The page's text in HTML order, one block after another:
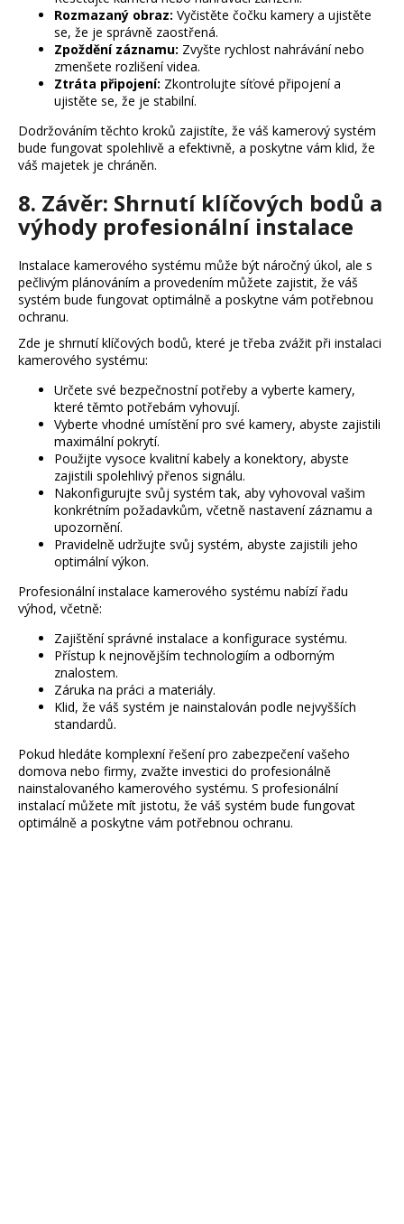
Rozmazaný obraz: Vyčistěte čočku kamery a ujistěte
se, že je správně zaostřená.
Zpoždění záznamu: Zvyšte rychlost nahrávání nebo
zmenšete rozlišení videa.
Ztráta připojení: Zkontrolujte síťové připojení a
ujistěte se, že je stabilní.
Dodržováním těchto kroků zajistíte, že váš kamerový systém
bude fungovat spolehlivě a efektivně, a poskytne vám klid, že
váš majetek je chráněn.
8. Závěr: Shrnutí klíčových bodů a
výhody profesionální instalace
Instalace kamerového systému může být náročný úkol, ale s
pečlivým plánováním a provedením můžete zajistit, že váš
systém bude fungovat optimálně a poskytne vám potřebnou
ochranu.
Zde je shrnutí klíčových bodů, které je třeba zvážit při instalaci
kamerového systému:
Určete své bezpečnostní potřeby a vyberte kamery,
které těmto potřebám vyhovují.
Vyberte vhodné umístění pro své kamery, abyste zajistili
maximální pokrytí.
Použijte vysoce kvalitní kabely a konektory, abyste
zajistili spolehlivý přenos signálu.
Nakonfigurujte svůj systém tak, aby vyhovoval vašim
konkrétním požadavkům, včetně nastavení záznamu a
upozornění.
Pravidelně udržujte svůj systém, abyste zajistili jeho
optimální výkon.
Profesionální instalace kamerového systému nabízí řadu
výhod, včetně:
Zajištění správné instalace a konfigurace systému.
Přístup k nejnovějším technologiím a odborným
znalostem.
Záruka na práci a materiály.
Klid, že váš systém je nainstalován podle nejvyšších
standardů.
Pokud hledáte komplexní řešení pro zabezpečení vašeho
domova nebo firmy, zvažte investici do profesionálně
nainstalovaného kamerového systému. S profesionální
instalací můžete mít jistotu, že váš systém bude fungovat
optimálně a poskytne vám potřebnou ochranu.